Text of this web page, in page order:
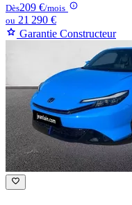
Dès209 €/mois
ou 21 290 €
Garantie Constructeur